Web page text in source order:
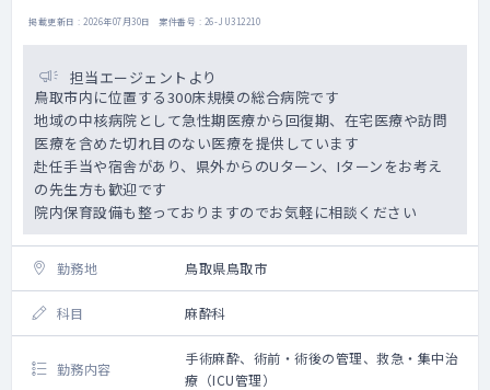
掲載更新日 : 2026年07月30日 案件番号 : 26-JU312210
担当エージェントより
鳥取市内に位置する300床規模の総合病院です
地域の中核病院として急性期医療から回復期、在宅医療や訪問
医療を含めた切れ目のない医療を提供しています
赴任手当や宿舎があり、県外からのUターン、Iターンをお考え
の先生方も歓迎です
院内保育設備も整っておりますのでお気軽に相談ください
勤務地 鳥取県鳥取市
科目 麻酔科
勤務内容
手術麻酔、術前・術後の管理、救急・集中治
療（ICU管理）